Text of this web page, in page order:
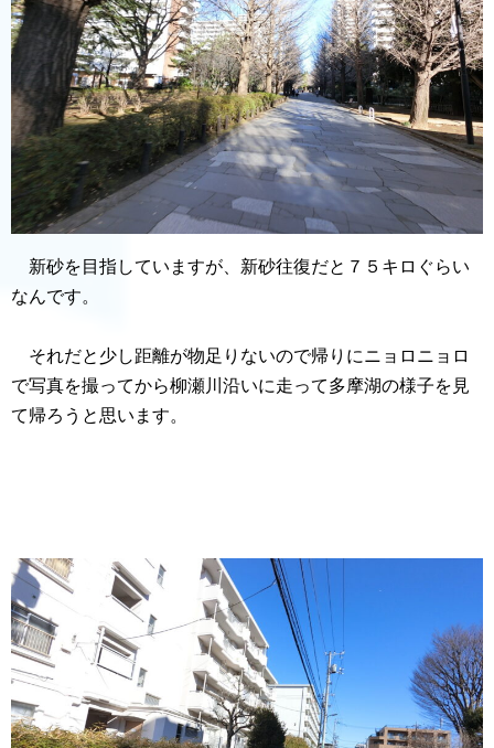
新砂を目指していますが、新砂往復だと７５キロぐらい
なんです。
それだと少し距離が物足りないので帰りにニョロニョロ
で写真を撮ってから柳瀬川沿いに走って多摩湖の様子を見
て帰ろうと思います。